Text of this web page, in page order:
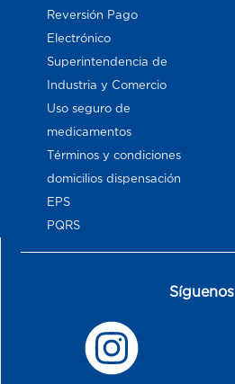
Reversión Pago
Electrónico
Superintendencia de
Industria y Comercio
Uso seguro de
medicamentos
Términos y condiciones
domicilios dispensación
EPS
PQRS
Síguenos